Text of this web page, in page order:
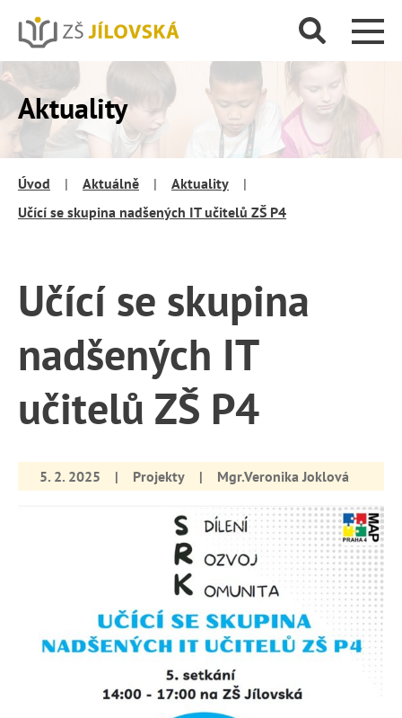
Aktuality
Úvod | Aktuálně | Aktuality
|
Učící se skupina nadšených IT učitelů ZŠ P4
Učící se skupina
nadšených IT
učitelů ZŠ P4
5. 2. 2025 | Projekty | Mgr.Veronika Joklová